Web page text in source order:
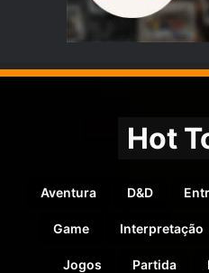
Hot
Aventura D&D
Game Interpretação
Jogos Partida